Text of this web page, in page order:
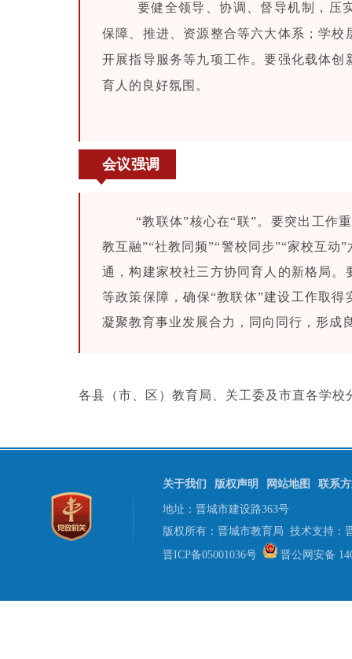
要健全领导、协调、督导机制，压
保障、推进、资源整合等六大体系；学
开展指导服务等九项工作。要强化载体
育人的良好氛围。
会议强调
“教联体”核心在“联”。要突出工作重
教互融”“社教同频”“警校同步”“家校互动
通，构建家校社三方协同育人的新格局
等政策保障，确保“教联体”建设工作取
凝聚教育事业发展合力，同向同行，形成
各县（市、区）教育局、关工委及市直各学
关于我们 版权声明 网站地图 联系
地址：晋城市建设路363号
版权所有：晋城市教育局 技术支持：
晋ICP备05001036号
晋公网安备